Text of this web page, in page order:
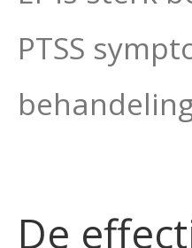
PTSS
De